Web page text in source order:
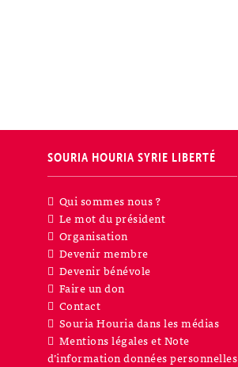
SOURIA HOURIA SYRIE LIBERTÉ
Qui sommes nous ?
Le mot du président
Organisation
Devenir membre
Devenir bénévole
Faire un don
Contact
Souria Houria dans les médias
Mentions légales et Note
d’information données personnelles